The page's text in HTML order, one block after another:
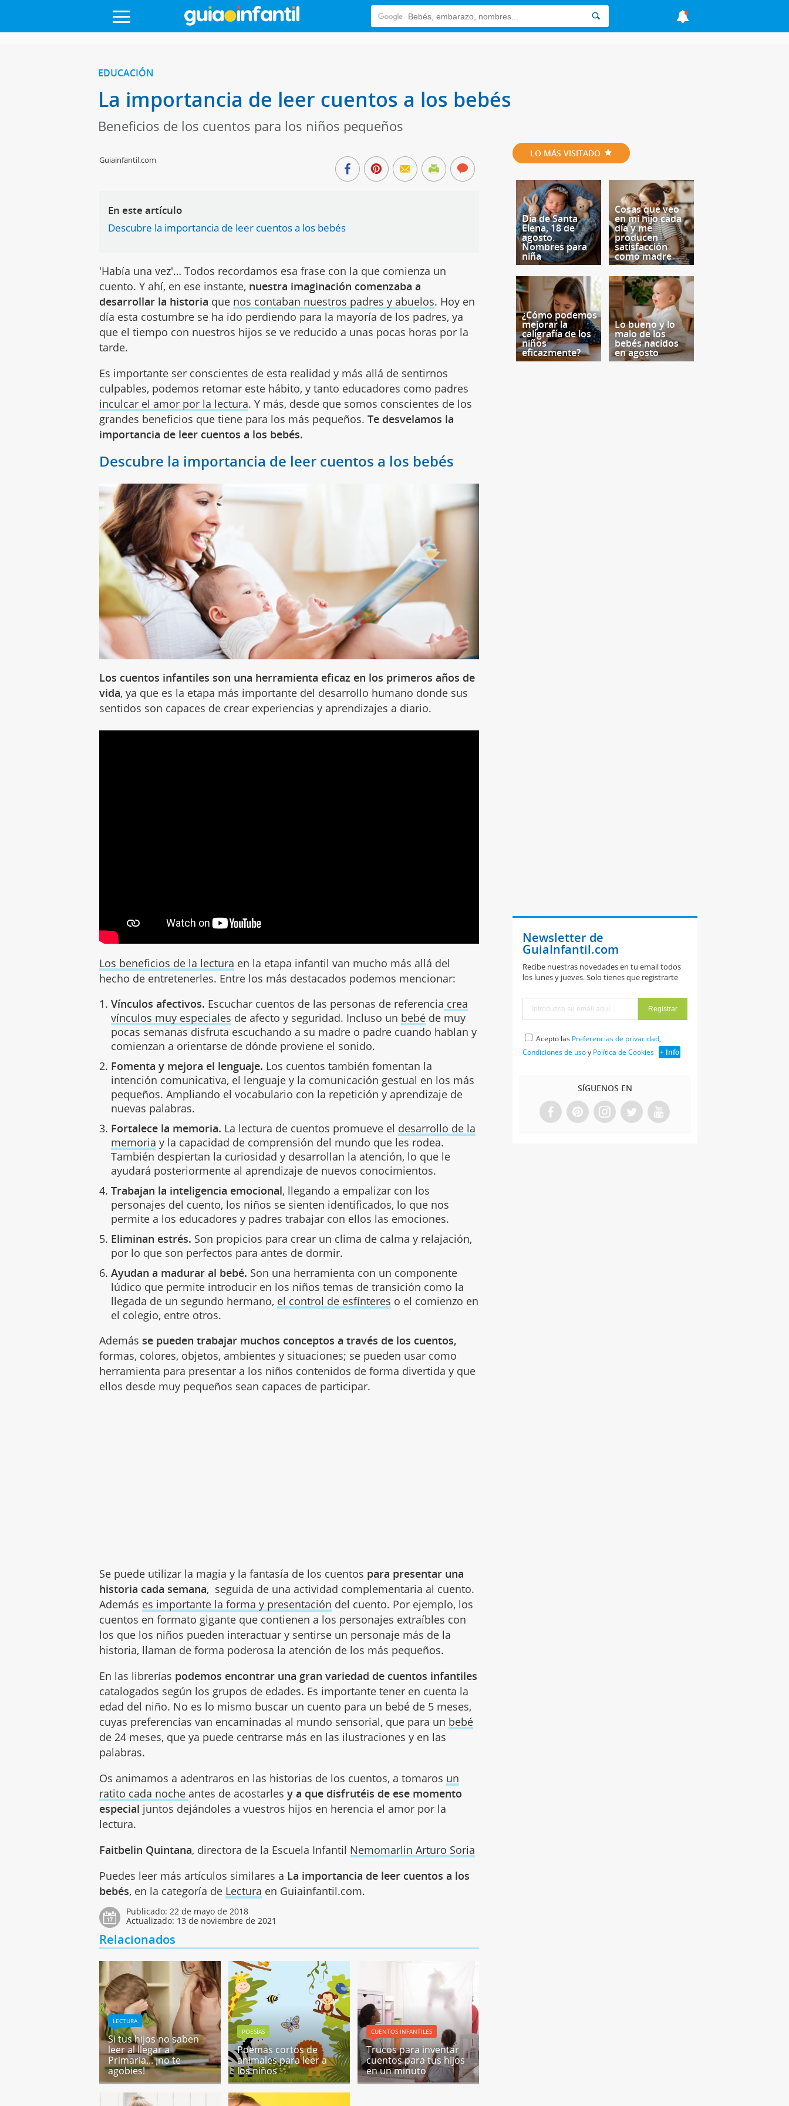
EDUCACIÓN
La importancia de leer cuentos a los bebés
Beneficios de los cuentos para los niños pequeños
Guiainfantil.com
En este artículo
Descubre la importancia de leer cuentos a los bebés
'Había una vez'… Todos recordamos esa frase con la que comienza un
cuento. Y ahí, en ese instante, nuestra imaginación comenzaba a
desarrollar la historia que nos contaban nuestros padres y abuelos. Hoy en
día esta costumbre se ha ido perdiendo para la mayoría de los padres, ya
que el tiempo con nuestros hijos se ve reducido a unas pocas horas por la
tarde.
Es importante ser conscientes de esta realidad y más allá de sentirnos
culpables, podemos retomar este hábito, y tanto educadores como padres
inculcar el amor por la lectura. Y más, desde que somos conscientes de los
grandes beneficios que tiene para los más pequeños.Te desvelamos la
importancia de leer cuentos a los bebés.
Descubre la importancia de leer cuentos a los bebés
Los cuentos infantiles son una herramienta eficaz en los primeros años de
vida, ya que es la etapa más importante del desarrollo humano donde sus
sentidos son capaces de crear experiencias y aprendizajes a diario.
Los beneficios de la lectura en la etapa infantil van mucho más allá del
hecho de entretenerles. Entre los más destacados podemos mencionar:
Vínculos afectivos. Escuchar cuentos de las personas de referencia crea
vínculos muy especiales de afecto y seguridad. Incluso un bebé de muy
pocas semanas disfruta escuchando a su madre o padre cuando hablan y
comienzan a orientarse de dónde proviene el sonido.
Fomenta y mejora el lenguaje. Los cuentos también fomentan la
intención comunicativa, el lenguaje y la comunicación gestual en los más
pequeños. Ampliando el vocabulario con la repetición y aprendizaje de
nuevas palabras.
Fortalece la memoria. La lectura de cuentos promueve el desarrollo de la
memoria y la capacidad de comprensión del mundo que les rodea.
También despiertan la curiosidad y desarrollan la atención, lo que le
ayudará posteriormente al aprendizaje de nuevos conocimientos.
Trabajan la inteligencia emocional, llegando a empalizar con los
personajes del cuento, los niños se sienten identificados, lo que nos
permite a los educadores y padres trabajar con ellos las emociones.
Eliminan estrés. Son propicios para crear un clima de calma y relajación,
por lo que son perfectos para antes de dormir.
Ayudan a madurar al bebé. Son una herramienta con un componente
lúdico que permite introducir en los niños temas de transición como la
llegada de un segundo hermano, el control de esfínteres o el comienzo en
el colegio, entre otros.
Ademásse pueden trabajar muchos conceptos a través de los cuentos,
formas, colores, objetos, ambientes y situaciones; se pueden usar como
herramienta para presentar a los niños contenidos de forma divertida y que
ellos desde muy pequeños sean capaces de participar.
Se puede utilizar la magia y la fantasía de los cuentos para presentar una
historia cada semana, seguida de una actividad complementaria al cuento.
Además es importante la forma y presentación del cuento. Por ejemplo, los
cuentos en formato gigante que contienen a los personajes extraíbles con
los que los niños pueden interactuar y sentirse un personaje más de la
historia, llaman de forma poderosa la atención de los más pequeños.
En las librerías podemos encontrar una gran variedad de cuentos infantiles
catalogados según los grupos de edades. Es importante tener en cuenta la
edad del niño. No es lo mismo buscar un cuento para un bebé de 5 meses,
cuyas preferencias van encaminadas al mundo sensorial, que para un bebé
de 24 meses, que ya puede centrarse más en las ilustraciones y en las
palabras.
Os animamos a adentraros en las historias de los cuentos, a tomaros un
ratito cada noche antes de acostarlesy a que disfrutéis de ese momento
especial juntos dejándoles a vuestros hijos en herencia el amor por la
lectura.
Faitbelin Quintana, directora de la Escuela Infantil Nemomarlin Arturo Soria
Puedes leer más artículos similares a La importancia de leer cuentos a los
bebés, en la categoría de Lectura en Guiainfantil.com.
Publicado:22 de mayo de 2018
Actualizado: 13 de noviembre de 2021
Relacionados
LECTURA
Si tus hijos no saben
leer al llegar a
Primaria... ¡no te
agobies!
POESÍAS
Poemas cortos de
animales para leer a
los niños
CUENTOS INFANTILES
Trucos para inventar
cuentos para tus hijos
en un minuto
LO MÁS VISITADO
Día de Santa
Elena, 18 de
agosto.
Nombres para
niña
Cosas que veo
en mi hijo cada
día y me
producen
satisfacción
como madre
¿Cómo podemos
mejorar la
caligrafía de los
niños
eficazmente?
Lo bueno y lo
malo de los
bebés nacidos
en agosto
Newsletter de
GuiaInfantil.com
Recibe nuestras novedades en tu email todos
los lunes y jueves. Solo tienes que registrarte
Acepto las Preferencias de privacidad,
Condiciones de usoy Política de Cookies + Info
SÍGUENOS EN